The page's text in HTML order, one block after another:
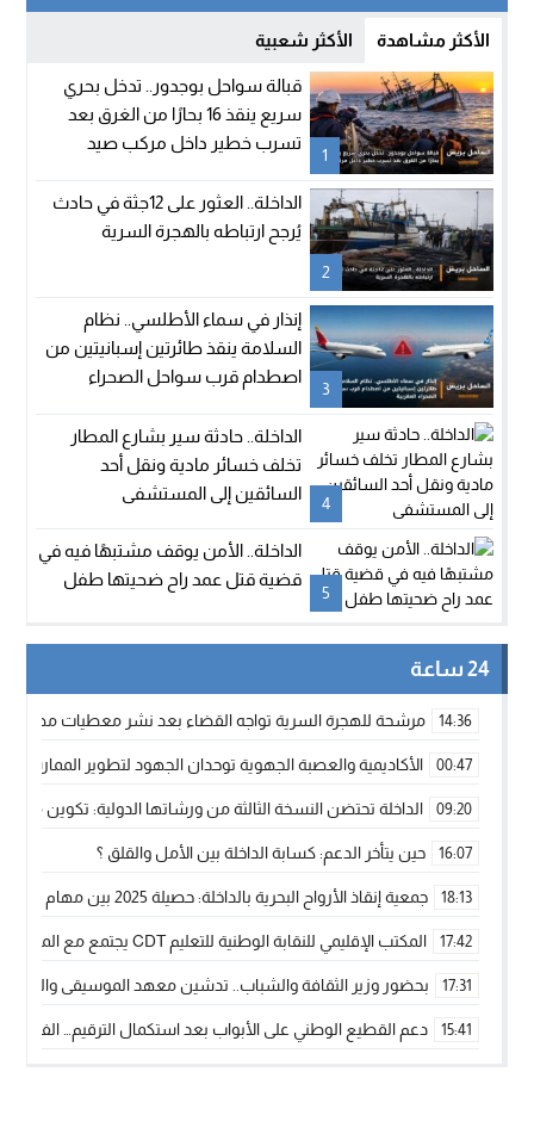
الأكثر مشاهدة الأكثر شعبية
1
قبالة سواحل بوجدور.. تدخل بحري
سريع ينقذ 16 بحارًا من الغرق بعد
تسرب خطير داخل مركب صيد
2
الداخلة.. العثور على 12جثة في حادث
يُرجح ارتباطه بالهجرة السرية
3
إنذار في سماء الأطلسي.. نظام
السلامة ينقذ طائرتين إسبانيتين من
اصطدام قرب سواحل الصحراء
4
الداخلة.. حادثة سير بشارع المطار
تخلف خسائر مادية ونقل أحد
السائقين إلى المستشفى
5
الداخلة.. الأمن يوقف مشتبهًا فيه في
قضية قتل عمد راح ضحيتها طفل
24 ساعة
14:36 مرشحة للهجرة السرية تواجه القضاء بعد نشر معطيات مضللة
00:47 الأكاديمية والعصبة الجهوية توحدان الجهود لتطوير الممارسة
09:20 الداخلة تحتضن النسخة الثالثة من ورشاتها الدولية: تكوين
16:07 حين يتأخر الدعم: كسابة الداخلة بين الأمل والقلق ؟
18:13 جمعية إنقاذ الأرواح البحرية بالداخلة: حصيلة 2025 بين مهام الإنقاذ ومشروع “دار البحار”
17:42 المكتب الإقليمي للنقابة الوطنية للتعليم CDT يجتمع مع المدير الإقليمي لمناقشة ملفات جوهرية لنساء ورجال التعليم
17:31 بحضور وزير الثقافة والشباب.. تدشين معهد الموسيقى والفنون
15:41 دعم القطيع الوطني على الأبواب بعد استكمال الترقيم…